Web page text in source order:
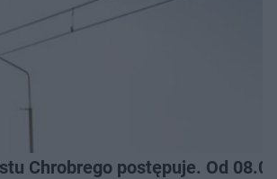
Chrobrego postępuje. Od